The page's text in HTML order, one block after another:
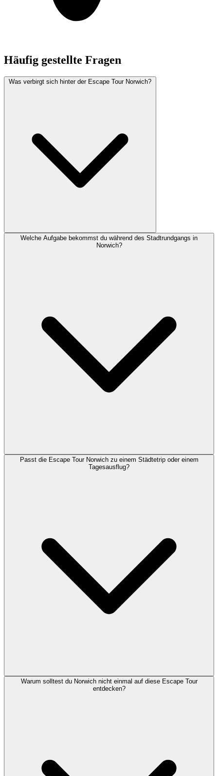
Häufig gestellte Fragen
Was verbirgt sich hinter der Escape Tour Norwich?
Welche Aufgabe bekommst du während des Stadtrundgangs in
Norwich?
Passt die Escape Tour Norwich zu einem Städtetrip oder einem
Tagesausflug?
Warum solltest du Norwich nicht einmal auf diese Escape Tour
entdecken?